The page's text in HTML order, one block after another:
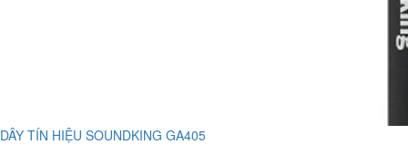
DÂY TÍN HIỆU SOUNDKING GA405